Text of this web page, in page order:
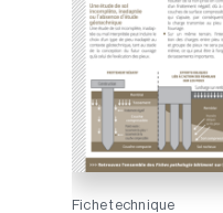
Fiche technique